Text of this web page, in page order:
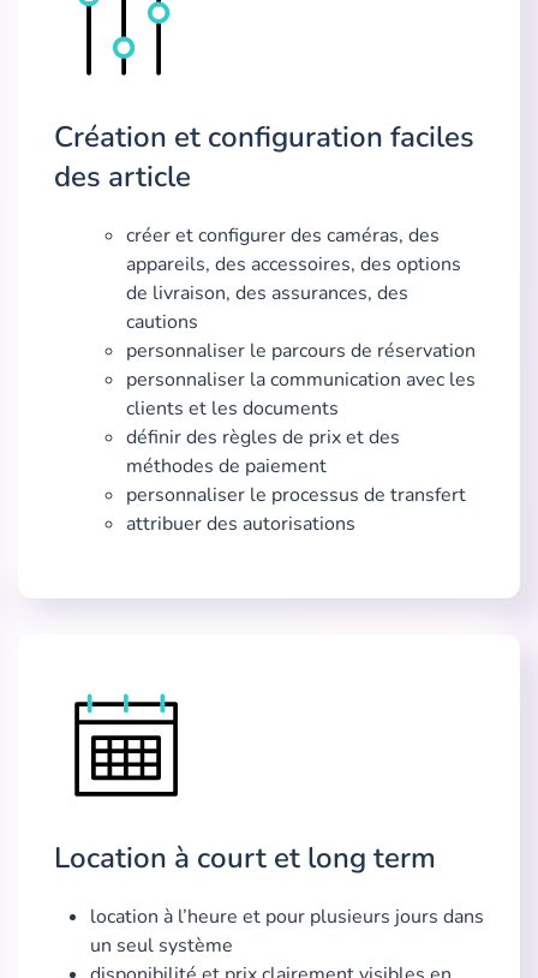
Création et configuration faciles
des article
créer et configurer des caméras, des
appareils, des accessoires, des options
de livraison, des assurances, des
cautions
personnaliser le parcours de réservation
personnaliser la communication avec les
clients et les documents
définir des règles de prix et des
méthodes de paiement
personnaliser le processus de transfert
attribuer des autorisations
Location à court et long term
location à l’heure et pour plusieurs jours dans
un seul système